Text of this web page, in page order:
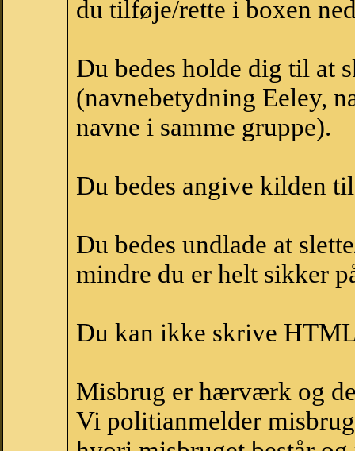
du tilføje/rette i boxen
Du bedes holde dig til at
(navnebetydning Eeley,
navne i samme gruppe).
Du bedes angive kilden
Du bedes undlade at
mindre du er helt sikker
Du kan ikke skrive
Misbrug er hærværk og
Vi politianmelder